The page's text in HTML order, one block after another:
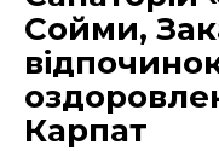
Сойми,
Карпат